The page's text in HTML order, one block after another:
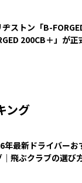
ヂストン「B-
200CB＋」が
ング
年最新ドライバーお
｜飛ぶクラブの選び